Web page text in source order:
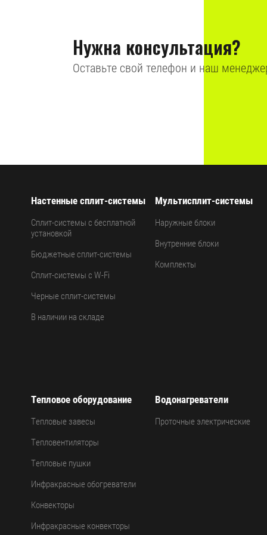
Нужна консультация?
Оставьте свой телефон и наш
Настенные сплит-системы
Сплит-системы с бесплатной
установкой
Бюджетные сплит-системы
Сплит-системы с W-Fi
Черные сплит-системы
В наличии на складе
Мультисплит-системы
Наружные блоки
Внутренние блоки
Комплекты
Тепловое оборудование
Тепловые завесы
Тепловентиляторы
Тепловые пушки
Инфракрасные обогреватели
Конвекторы
Инфракрасные конвекторы
Водонагреватели
Проточные электрические